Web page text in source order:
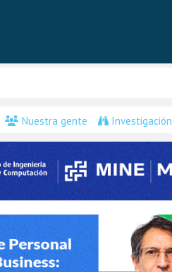
Nuestra gente Investigación